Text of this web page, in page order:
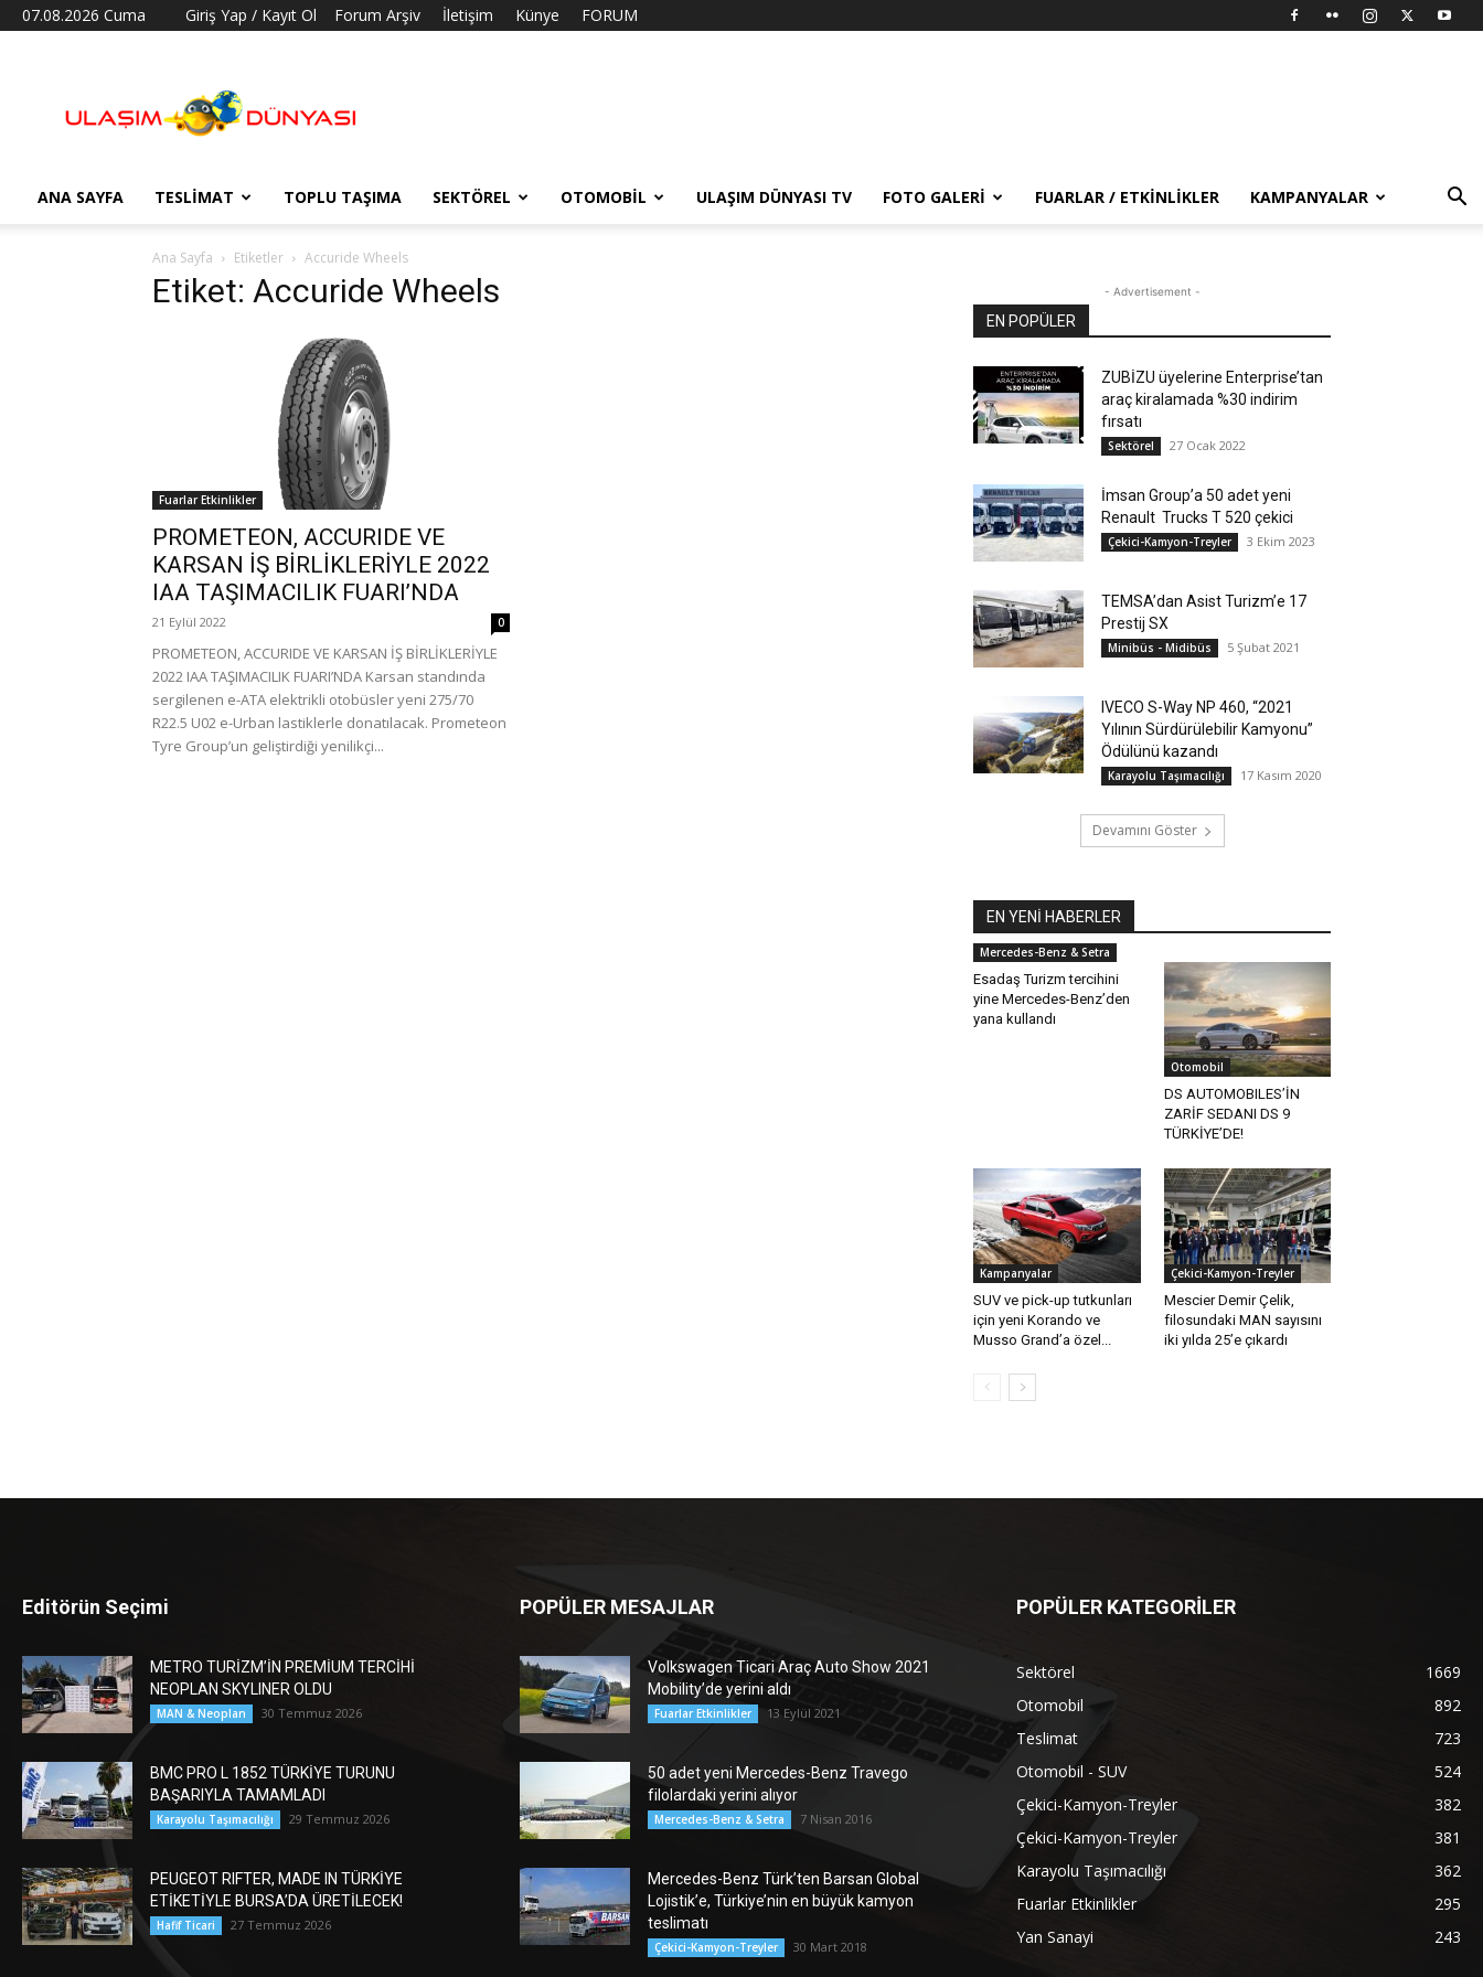
07.08.2026 Cuma Giriş Yap / Kayıt Ol Forum Arşiv İletişim Künye FORUM
Dünyası
ANA SAYFA TESLIMAT TOPLU TAŞIMA SEKTÖREL OTOMOBIL ULAŞIM DÜNYASI TV FOTO GALERI FUARLAR / ETKINLIKLER KAMPANYALAR
Ana Sayfa Etiketler Accuride Wheels
Etiket: Accuride Wheels
Fuarlar Etkinlikler
PROMETEON, ACCURIDE VE
KARSAN İŞ BİRLİKLERİYLE 2022
IAA TAŞIMACILIK FUARI’NDA
21 Eylül 2022 0
PROMETEON, ACCURIDE VE KARSAN İŞ BİRLİKLERİYLE
2022 IAA TAŞIMACILIK FUARI’NDA Karsan standında
sergilenen e-ATA elektrikli otobüsler yeni 275/70
R22.5 U02 e-Urban lastiklerle donatılacak. Prometeon
Tyre Group’un geliştirdiği yenilikçi...
- Advertisement -
EN POPÜLER
ZUBİZU üyelerine Enterprise’tan
araç kiralamada %30 indirim
fırsatı
Sektörel 27 Ocak 2022
İmsan Group’a 50 adet yeni
Renault Trucks T 520 çekici
Çekici-Kamyon-Treyler 3 Ekim 2023
TEMSA’dan Asist Turizm’e 17
Prestij SX
Minibüs - Midibüs 5 Şubat 2021
IVECO S-Way NP 460, “2021
Yılının Sürdürülebilir Kamyonu”
Ödülünü kazandı
Karayolu Taşımacılığı 17 Kasım 2020
Devamını Göster
EN YENİ HABERLER
Mercedes-Benz & Setra
Esadaş Turizm tercihini
yine Mercedes-Benz’den
yana kullandı
Otomobil
DS AUTOMOBILES’İN
ZARİF SEDANI DS 9
TÜRKİYE’DE!
Kampanyalar
SUV ve pick-up tutkunları
için yeni Korando ve
Musso Grand’a özel...
Çekici-Kamyon-Treyler
Mescier Demir Çelik,
filosundaki MAN sayısını
iki yılda 25’e çıkardı
Editörün Seçimi
METRO TURİZM’İN PREMİUM TERCİHİ
NEOPLAN SKYLINER OLDU
MAN & Neoplan 30 Temmuz 2026
BMC PRO L 1852 TÜRKİYE TURUNU
BAŞARIYLA TAMAMLADI
Karayolu Taşımacılığı 29 Temmuz 2026
PEUGEOT RIFTER, MADE IN TÜRKİYE
ETİKETİYLE BURSA’DA ÜRETİLECEK!
Hafif Ticari 27 Temmuz 2026
POPÜLER MESAJLAR
Volkswagen Ticari Araç Auto Show 2021
Mobility’de yerini aldı
Fuarlar Etkinlikler 13 Eylül 2021
50 adet yeni Mercedes-Benz Travego
filolardaki yerini alıyor
Mercedes-Benz & Setra 7 Nisan 2016
Mercedes-Benz Türk’ten Barsan Global
Lojistik’e, Türkiye’nin en büyük kamyon
teslimatı
Çekici-Kamyon-Treyler 30 Mart 2018
POPÜLER KATEGORİLER
Sektörel
1669
Otomobil
892
Teslimat
723
Otomobil - SUV
524
Çekici-Kamyon-Treyler
382
Çekici-Kamyon-Treyler
381
Karayolu Taşımacılığı
362
Fuarlar Etkinlikler
295
Yan Sanayi
243